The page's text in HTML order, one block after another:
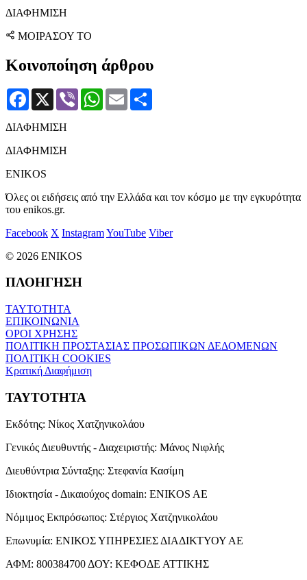
ΔΙΑΦΗΜΙΣΗ
ΜΟΙΡΑΣΟΥ ΤΟ
Κοινοποίηση άρθρου
Facebook
X Viber WhatsApp
Email
ΔΙΑΦΗΜΙΣΗ
ΔΙΑΦΗΜΙΣΗ
ENIKOS
Όλες οι ειδήσεις από την Ελλάδα και τον κόσμο με την εγκυρότητα
του enikos.gr.
Facebook X InstagramYouTube Viber
© 2026 ENIKOS
ΠΛΟΗΓΗΣΗ
ΤΑΥΤΟΤΗΤΑ
ΕΠΙΚΟΙΝΩΝΙΑ
ΟΡΟΙ ΧΡΗΣΗΣ
ΠΟΛΙΤΙΚΗ ΠΡΟΣΤΑΣΙΑΣ ΠΡΟΣΩΠΙΚΩΝ ΔΕΔΟΜΕΝΩΝ
ΠΟΛΙΤΙΚΗ COOKIES
Κρατική Διαφήμιση
ΤΑΥΤΟΤΗΤΑ
Εκδότης: Νίκος Χατζηνικολάου
Γενικός Διευθυντής - Διαχειριστής: Μάνος Νιφλής
Διευθύντρια Σύνταξης: Στεφανία Κασίμη
Ιδιοκτησία - Δικαιούχος domain: ENIKOS AE
Νόμιμος Εκπρόσωπος: Στέργιος Χατζηνικολάου
Επωνυμία: ΕΝΙΚΟΣ ΥΠΗΡΕΣΙΕΣ ΔΙΑΔΙΚΤΥΟΥ ΑΕ
ΑΦΜ: 800384700 ΔΟΥ: ΚΕΦΟΔΕ ΑΤΤΙΚΗΣ